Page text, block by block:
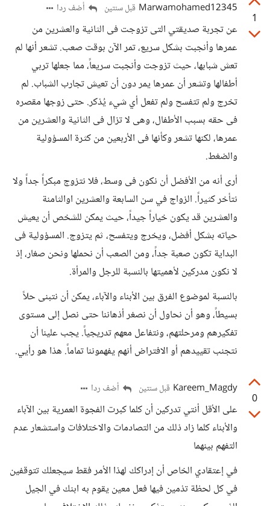
1
Marwamohamed12345 قبل سنتين أضف ردا
عن تجربة صديقتي التى تزوجت فى الثانية والعشرين من
عمرها وأنجبت بشكل سريع، تمر الآن بوقت صعب. تشعر أنها لم
تعش شبابها، حيث تزوجت وأنجبت سريعاً، مما جعلها تربي
أطفالها وتشعر أن عمرها يمر دون أن تعيش تجارب الشباب. لم
تخرج ولم تتفسح ولم تفعل أي شيء يُذكر. حتى زوجها مقصره
فى حقه بسبب الأطفال، وهى لا تزال فى الثانية والعشرين من
عمرها، لكنها تشعر وكأنها فى الأربعين من كثرة المسؤولية
والضغط.
أرى أنه من الأفضل أن نكون فى وسط، فلا نتزوج مبكراً جداً ولا
نتأخر كثيراً. الزواج في سن السابعة والعشرين اوالثامنة
والعشرين قد يكون خياراً جيداً، حيث يمكن للشخص أن يعيش
حياته بشكل أفضل، ويخرج ويتفسح، ثم يتزوج. المسؤولية فى
البداية تكون صعبة جداً، ومن الصعب أن نحملها ونحن صغار، إذ
لا نكون مدركين لأهميتها بالنسبة للرجل والمرأة.
بالنسبة لموضوع الفرق بين الأبناء والآباء، يمكن أن نتبنى حلاً
بسيطاً، وهو أن نحاول أن نصغر أذهاننا حتى نصل إلى مستوى
تفكيرهم ومرحلتهم، ونتفاعل معهم تدريجياً. يجب علينا أن
نتجنب تقييدهم أو الافتراض أنهم يفهموننا تماماً. هذا هو رأيي.
0
Kareem_Magdy قبل سنتين أضف ردا
على الأقل أنتي تدركين أن كلما كبرت الفجوة العمرية بين الآباء
والأبناء كلما زاد ذلك من التصادمات والاختلافات واستشعار عدم
التفهم بينهما
في إعتقادي الخاص أن إدراكك لهذا الأمر فقط سيجعلك تتوقفين
في كل لحظة تذمين فيها فعل معين يقوم به ابنك في الجيل